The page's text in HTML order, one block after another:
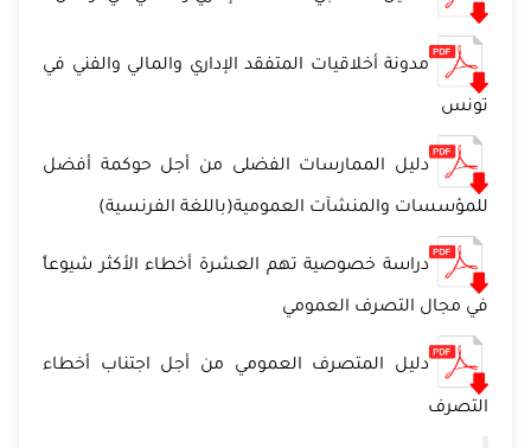
مدونة أخلاقيات المتفقد الإداري والمالي والفني في
تونس
دليل الممارسات الفضلى من أجل حوكمة أفضل
للمؤسسات والمنشآت العمومية(باللغة الفرنسية)
دراسة خصوصية تهم العشرة أخطاء الأكثر شيوعاً
في مجال التصرف العمومي
دليل المتصرف العمومي من أجل اجتناب أخطاء
التصرف